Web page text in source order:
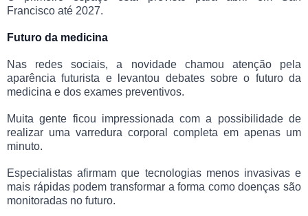
Francisco até 2027.
Futuro da medicina
Nas redes sociais, a novidade chamou atenção pela
aparência futurista e levantou debates sobre o futuro da
medicina e dos exames preventivos.
Muita gente ficou impressionada com a possibilidade de
realizar uma varredura corporal completa em apenas um
minuto.
Especialistas afirmam que tecnologias menos invasivas e
mais rápidas podem transformar a forma como doenças são
monitoradas no futuro.